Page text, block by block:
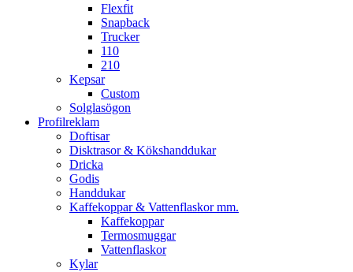
Flexfit
Snapback
Trucker
110
210
Kepsar
Custom
Solglasögon
Profilreklam
Doftisar
Disktrasor & Kökshanddukar
Dricka
Godis
Handdukar
Kaffekoppar & Vattenflaskor mm.
Kaffekoppar
Termosmuggar
Vattenflaskor
Kylar